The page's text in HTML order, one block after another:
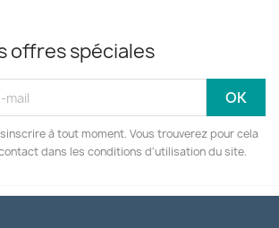
offres spéciales
à tout moment. Vous trouverez pour cela
dans les conditions d'utilisation du site.